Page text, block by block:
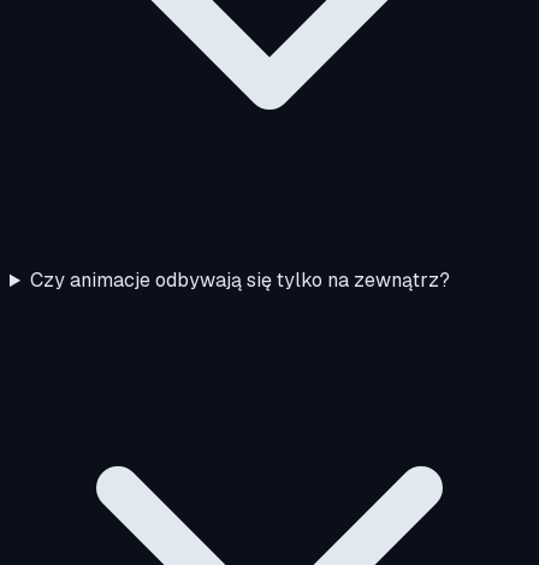
Czy animacje odbywają się tylko na zewnątrz?